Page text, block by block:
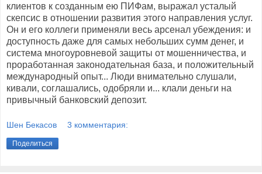
клиентов к созданным ею ПИФам, выражал усталый
скепсис в отношении развития этого направления услуг.
Он и его коллеги применяли весь арсенал убеждения: и
доступность даже для самых небольших сумм денег, и
система многоуровневой защиты от мошенничества, и
проработанная законодательная база, и положительный
международный опыт... Люди внимательно слушали,
кивали, соглашались, одобряли и... клали деньги на
привычный банковский депозит.
Шен Бекасов 3 комментария:
Поделиться